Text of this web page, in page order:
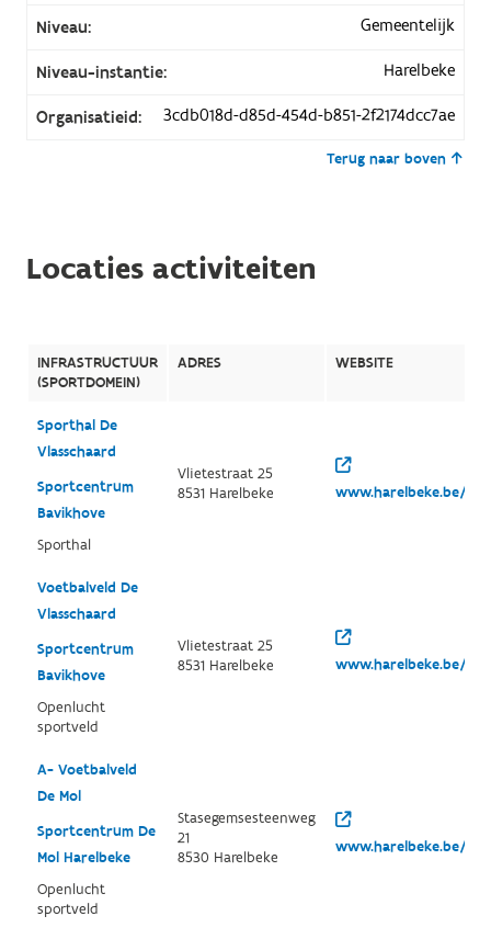
Niveau: Gemeentelijk
Niveau-instantie: Harelbeke
Organisatieid: 3cdb018d-d85d-454d-b851-2f2174dcc7ae
Terug naar boven
Locaties activiteiten
INFRASTRUCTUUR
(SPORTDOMEIN)
ADRES WEBSITE
Sporthal De
Vlasschaard
Sportcentrum
Bavikhove
Sporthal
Vlietestraat 25
8531 Harelbeke
www.harelbeke.be/
Voetbalveld De
Vlasschaard
Sportcentrum
Bavikhove
Openlucht
sportveld
Vlietestraat 25
8531 Harelbeke
www.harelbeke.be/
A- Voetbalveld
De Mol
Sportcentrum De
Mol Harelbeke
Openlucht
sportveld
Stasegemsesteenweg
21
8530 Harelbeke
www.harelbeke.be/